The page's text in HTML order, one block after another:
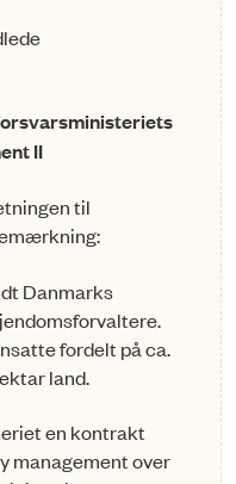
II
til
Danmarks
fordelt på ca.
land.
en kontrakt
management over